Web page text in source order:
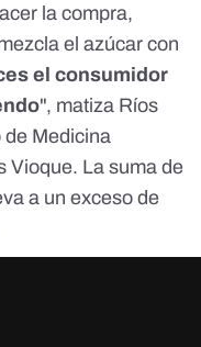
la compra,
el azúcar con
el consumidor
", matiza Ríos
Medicina
Vioque. La suma de
a un exceso de